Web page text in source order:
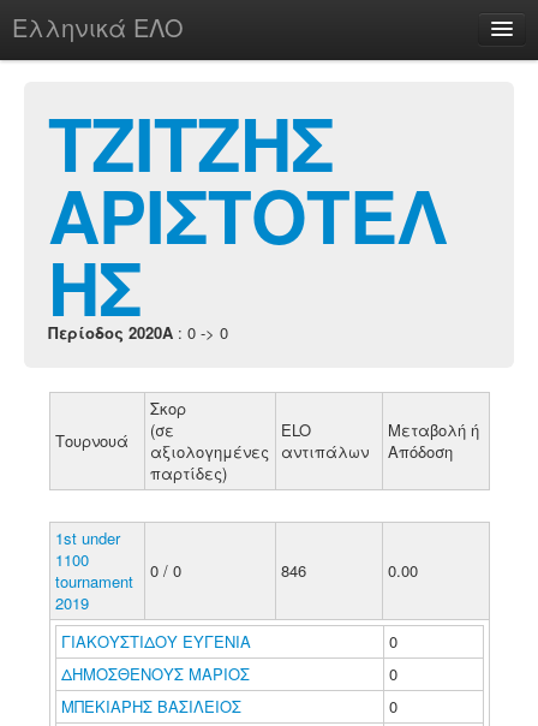
Ελληνικά ΕΛΟ
chesstu.be @ discord
Login
ΤΖΙΤΖΗΣ
ΑΡΙΣΤΟΤΕΛ
ΗΣ
Περίοδος 2020A : 0 -> 0
Τουρνουά
Σκορ
(σε
αξιολογημένες
παρτίδες)
ELO
αντιπάλων
Μεταβολή ή
Απόδοση
1st under
1100
tournament
2019
0 / 0 846 0.00
ΓΙΑΚΟΥΣΤΙΔΟΥ ΕΥΓΕΝΙΑ
0
ΔΗΜΟΣΘΕΝΟΥΣ ΜΑΡΙΟΣ
0
ΜΠΕΚΙΑΡΗΣ ΒΑΣΙΛΕΙΟΣ
0